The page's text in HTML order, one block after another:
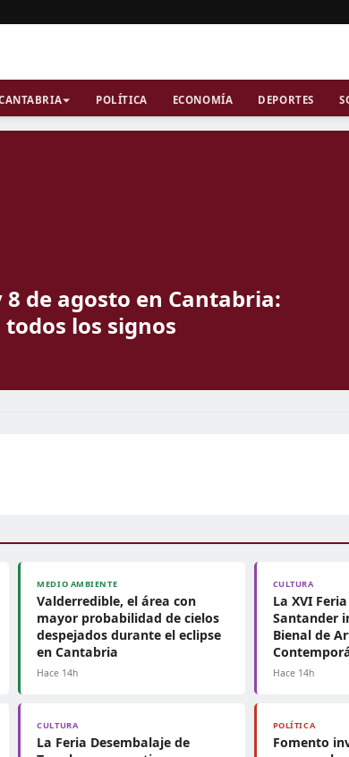
POLÍTICA ECONOMÍA DEPORTES
8 de agosto en Cantabria:
los signos
MEDIO AMBIENTE
Valderredible, el área con
mayor probabilidad de cielos
despejados durante el eclipse
en Cantabria
Hace 14h
CULTURA
La XVI
Santander
Bienal de
Hace 14h
CULTURA
La Feria Desembalaje de
POLÍTICA
Fomento